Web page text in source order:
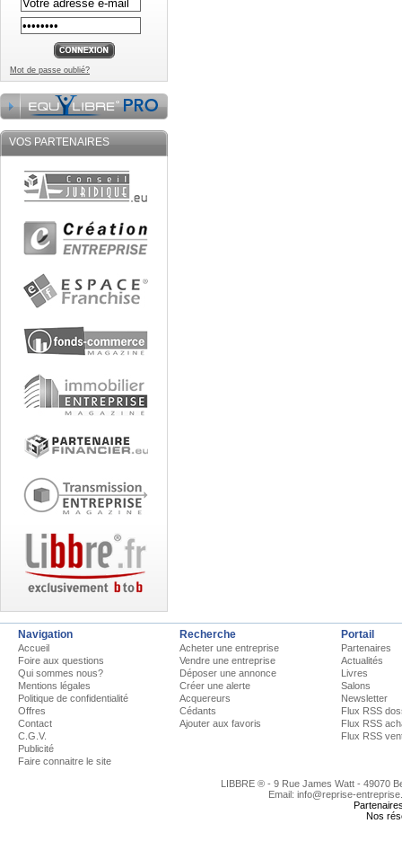
Mot de passe oublié?
VOS PARTENAIRES
Navigation
Accueil
Foire aux questions
Qui sommes nous?
Mentions légales
Politique de confidentialité
Offres
Contact
C.G.V.
Publicité
Faire connaitre le site
Recherche
Acheter une entreprise
Vendre une entreprise
Déposer une annonce
Créer une alerte
Acquereurs
Cédants
Ajouter aux favoris
Portail
Partenaires
Actualités
Livres
Salons
Newsletter
Flux RSS
Flux RSS
Flux RSS
LIBBRE ® - 9 Rue James Watt - 49070
Email: info@reprise-
Nos